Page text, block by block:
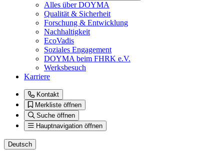
Alles über DOYMA
Qualität & Sicherheit
Forschung & Entwicklung
Nachhaltigkeit
EcoVadis
Soziales Engagement
DOYMA beim FHRK e.V.
Werksbesuch
Karriere
Kontakt
Merkliste öffnen
Suche öffnen
Hauptnavigation öffnen
Deutsch